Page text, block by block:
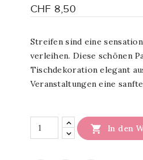
CHF 8,50
Streifen sind eine
verleihen. Diese schönen
Tischdekoration elegant
Veranstaltungen eine
 In den